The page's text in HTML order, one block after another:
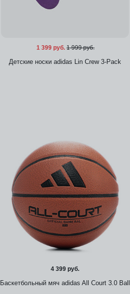
1 399 руб. 1 999 руб.
Детские носки adidas Lin Crew 3-Pack
4 399 руб.
Баскетбольный мяч adidas All Court 3.0 Ball